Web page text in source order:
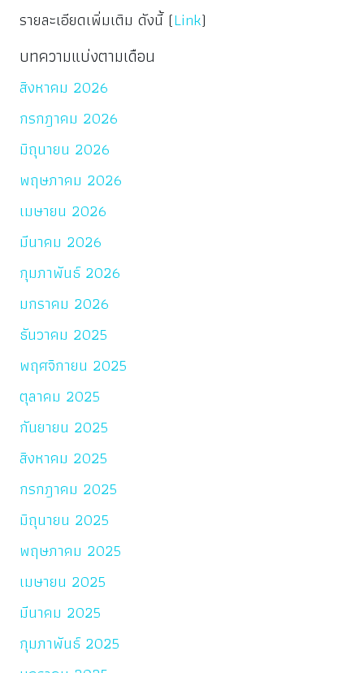
รายละเอียดเพิ่มเติม ดังนี้ (Link)
บทความแบ่งตามเดือน
สิงหาคม 2026
กรกฎาคม 2026
มิถุนายน 2026
พฤษภาคม 2026
เมษายน 2026
มีนาคม 2026
กุมภาพันธ์ 2026
มกราคม 2026
ธันวาคม 2025
พฤศจิกายน 2025
ตุลาคม 2025
กันยายน 2025
สิงหาคม 2025
กรกฎาคม 2025
มิถุนายน 2025
พฤษภาคม 2025
เมษายน 2025
มีนาคม 2025
กุมภาพันธ์ 2025